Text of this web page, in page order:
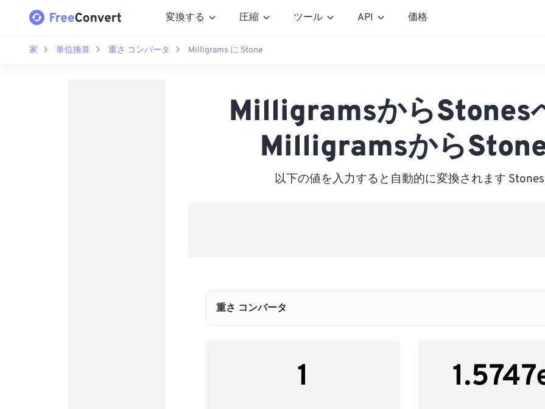
変換する 圧縮 ツール API 価格
家 単位換算 重さ コンバータ Milligrams に Stone
MilligramsからStones
Milligramsから
以下の値を入力すると自動的に変換されます Stones